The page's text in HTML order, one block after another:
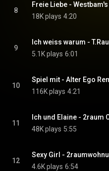
8
Freie Liebe -
18K plays 4:20
9
Ich weiss warum -
5.1K plays 6:01
10
Spiel mit - Alter Ego
116K plays 4:21
11
Ich und Elaine - 2raum
48K plays 5:55
12
Sexy Girl -
4.6K plays 6:54